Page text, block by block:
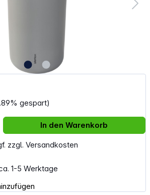
gespart)
zzgl. Versandkosten
1-5 Werktage
Gib den gewünschten
In den Warenkorb